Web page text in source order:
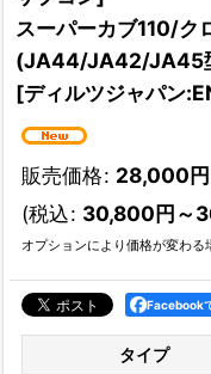
スーパーカブ110/ク
(JA44/JA42/JA45
[ディルツジャパン
販売価格: 28,000円
(税込: 30,800円～
オプションにより価格が変わる
Facebook
タイプ